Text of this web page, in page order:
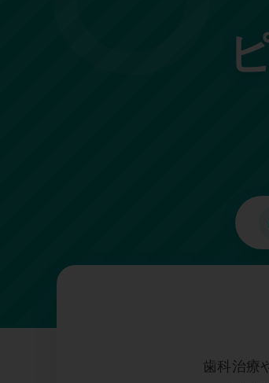
歯科治療